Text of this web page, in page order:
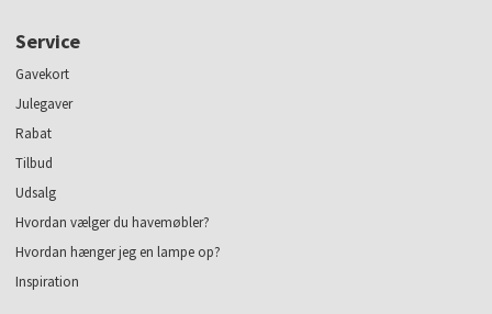
Service
Gavekort
Julegaver
Rabat
Tilbud
Udsalg
Hvordan vælger du havemøbler?
Hvordan hænger jeg en lampe op?
Inspiration